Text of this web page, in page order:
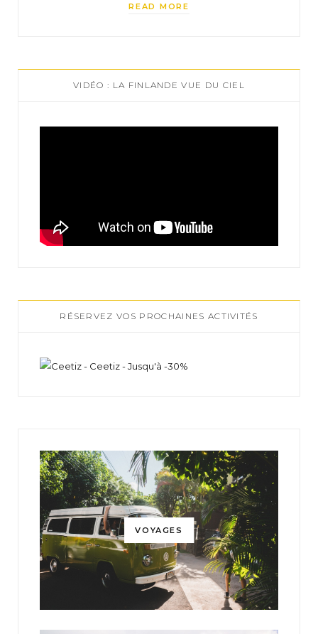
READ MORE
VIDÉO : LA FINLANDE VUE DU CIEL
RÉSERVEZ VOS PROCHAINES ACTIVITÉS
VOYAGES